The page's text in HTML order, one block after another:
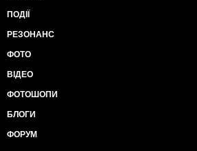
ПОДІЇ
РЕЗОНАНС
ФОТО
ВІДЕО
ФОТОШОПИ
БЛОГИ
ФОРУМ